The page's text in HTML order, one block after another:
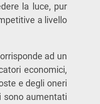
la luce, pur
a livello
ad un
economici,
e degli oneri
sono aumentati